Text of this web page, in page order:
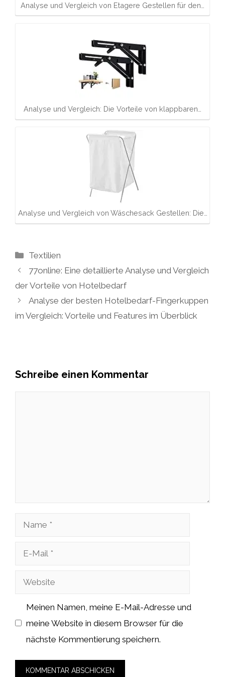
Analyse und Vergleich von Etagere Gestellen für den…
Analyse und Vergleich: Die Vorteile von klappbaren…
Analyse und Vergleich von Wäschesack Gestellen: Die…
Kategorien
Textilien
77online: Eine detaillierte Analyse und Vergleich
der Vorteile von Hotelbedarf
Analyse der besten Hotelbedarf-Fingerkuppen
im Vergleich: Vorteile und Features im Überblick
Schreibe einen Kommentar
Name
Website
Meinen Namen, meine E-Mail-Adresse und
meine Website in diesem Browser für die
nächste Kommentierung speichern.